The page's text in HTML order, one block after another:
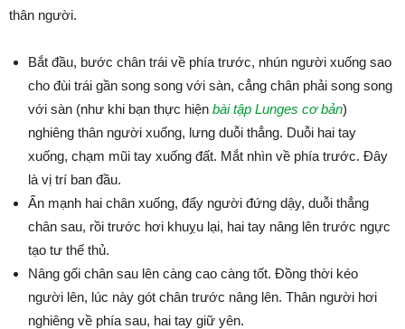
thân người.
Bắt đầu, bước chân trái về phía trước, nhún người xuống sao
cho đùi trái gần song song với sàn, cẳng chân phải song song
với sàn (như khi bạn thực hiện bài tập Lunges cơ bản)
nghiêng thân người xuống, lưng duỗi thẳng. Duỗi hai tay
xuống, chạm mũi tay xuống đất. Mắt nhìn về phía trước. Đây
là vị trí ban đầu.
Ấn mạnh hai chân xuống, đẩy người đứng dậy, duỗi thẳng
chân sau, rồi trước hơi khuỵu lại, hai tay nâng lên trước ngực
tạo tư thế thủ.
Nâng gối chân sau lên càng cao càng tốt. Đồng thời kéo
người lên, lúc này gót chân trước nâng lên. Thân người hơi
nghiêng về phía sau, hai tay giữ yên.